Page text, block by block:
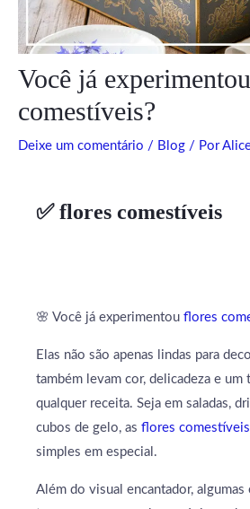
Você já
comestíveis?
Deixe um comentário / Blog / Por
✅ flores comestíveis
🌸 Você já experimentou flores
Elas não são apenas lindas para
também levam cor, delicadeza e um
qualquer receita. Seja em saladas,
cubos de gelo, as flores comestíveis
simples em especial.
Além do visual encantador, algumas